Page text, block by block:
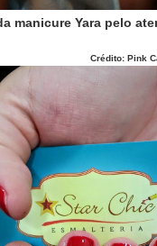
manicure Yara pelo
Pink Casa da